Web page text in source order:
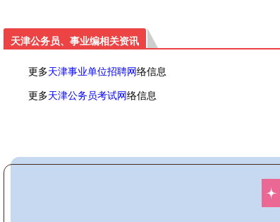
天津公务员、事业编相关资讯
更多天津事业单位招聘网络信息
更多天津公务员考试网络信息